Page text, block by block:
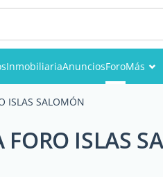
InmobiliariaAnunciosForoMás
ISLAS SALOMÓN
ISLAS